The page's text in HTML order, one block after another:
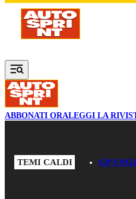
Vai al contenuto principale
ABBONATI ORALEGGI LA
TEMI CALDI GP